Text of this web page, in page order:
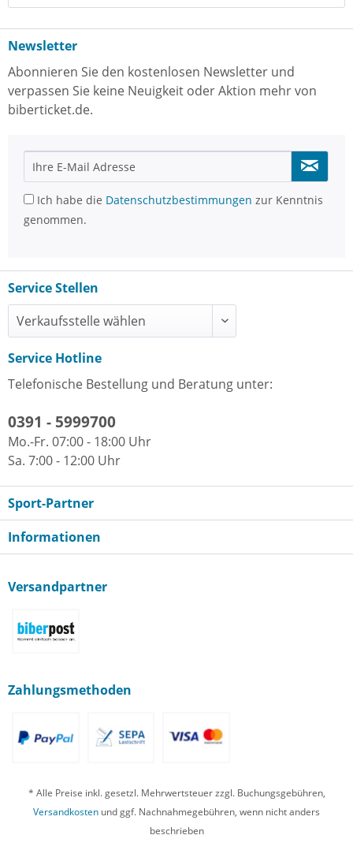
Newsletter
Abonnieren Sie den kostenlosen Newsletter und
verpassen Sie keine Neuigkeit oder Aktion mehr von
biberticket.de.
Ich habe die Datenschutzbestimmungen zur Kenntnis
genommen.
Service Stellen
Service Hotline
Telefonische Bestellung und Beratung unter:
0391 - 5999700
Mo.-Fr. 07:00 - 18:00 Uhr
Sa. 7:00 - 12:00 Uhr
Sport-Partner
Informationen
Versandpartner
Zahlungsmethoden
* Alle Preise inkl. gesetzl. Mehrwertsteuer zzgl. Buchungsgebühren,
Versandkosten und ggf. Nachnahmegebühren, wenn nicht anders
beschrieben